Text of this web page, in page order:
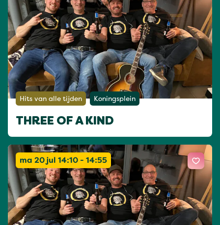
Hits van alle tijden Koningsplein
THREE OF A KIND
ma 20 jul 14:10 - 14:55